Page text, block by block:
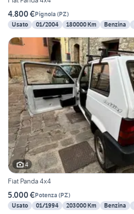
4.800 €Pignola (PZ)
Usato
01/2004 180000 Km Benzina
4
Fiat Panda 4x4
5.000 €Potenza (PZ)
Usato
01/1994 203000 Km Benzina